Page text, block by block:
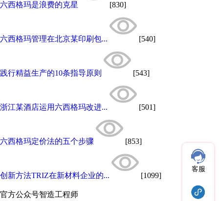
六西格玛是浪费的克星 [830]
六西格玛管理在北京某印刷包... [540]
践行精益生产的10条指导原则 [543]
浙江某酒店运用六西格玛改进... [501]
六西格玛定价法的五个步骤 [853]
创新方法TRIZ在新材料企业的... [1099]
官方公众号智造工程师
客服